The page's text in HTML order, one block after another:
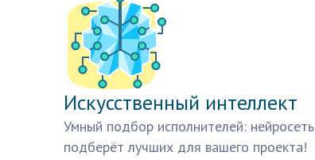
Искусственный интеллект
Умный подбор исполнителей: нейросеть
подберёт лучших для вашего проекта!